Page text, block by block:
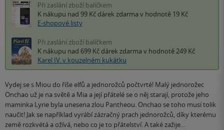
Při zaslání zboží balíčkem
K nákupu nad 99 Kč dárek zdarma v hodnotě 19 Kč
E-shopové listy
Při zaslání zboží balíčkem
K nákupu nad 699 Kč dárek zdarma v hodnotě 249 Kč
Karel IV. v kouzelném kukátku
Vydej se s Miou do říše elfů a jednorožců počtvrté! Malý jednorožec
Onchao už je na světě a Mia a její přátelé se o něj starají, protože jeho
maminka Lyrie byla unesena zlou Pantheou. Onchao se toho musí tolik
naučit! Jak se například vyrábí zázračný prach jednorožců, díky kterému
země rozkvétá a ožívá, nebo co je to přátelství. A také zažije…